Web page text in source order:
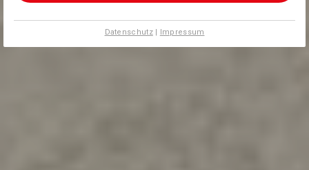
Datenschutz| Impressum